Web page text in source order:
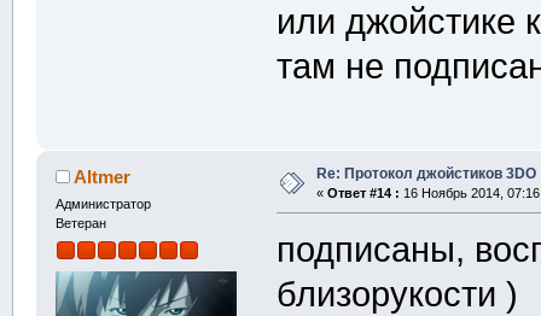
или джойстике
там не
Altmer
Администратор
Ветеран
Re: Протокол джойстиков 3DO
« Ответ #14 : 16 Ноябрь 2014,
подписаны,
близорукости )